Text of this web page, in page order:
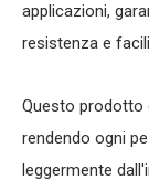
applicazioni,
resistenza e
Questo prodotto
rendendo ogni
leggermente